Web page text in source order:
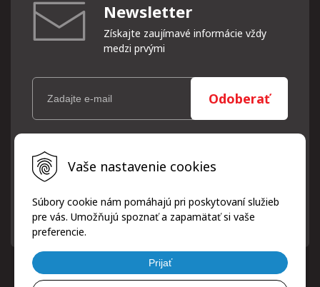
Vaše nastavenie cookies
Súbory cookie nám pomáhajú pri poskytovaní služieb
pre vás. Umožňujú spoznať a zapamätať si vaše
preferencie.
Prijať
Newsletter
Získajte zaujímavé informácie vždy
medzi prvými
Odoberať
Vaše osobné údaje (email) budeme spracovávať len za týmto
účelom v súlade s platnou legislatívou a zásadami ochrany
osobných údajov. Súhlas potvrdíte kliknutím na odkaz, ktorý
písomne, emailom alebo kliknutím na odkaz z ktoréhokoľvek
informačného emailu.